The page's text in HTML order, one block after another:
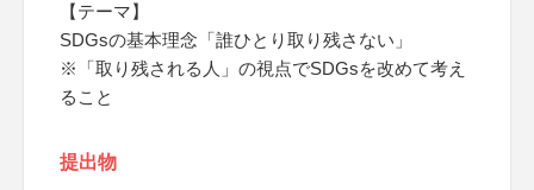
【テーマ】
SDGsの基本理念「誰ひとり取り残さない」
※「取り残される人」の視点でSDGsを改めて考え
ること
提出物